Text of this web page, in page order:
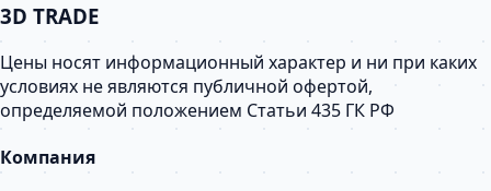
3D TRADE
Цены носят информационный характер и ни при каких
условиях не являются публичной офертой,
определяемой положением Статьи 435 ГК РФ
Компания